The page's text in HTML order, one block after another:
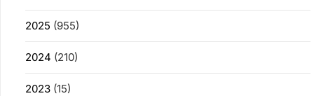
2025 (955)
2024 (210)
2023 (15)